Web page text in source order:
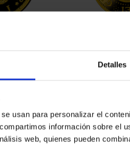
Detalles
usan para personalizar el
información sobre el
web, quienes pueden
THE